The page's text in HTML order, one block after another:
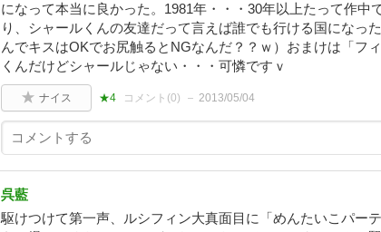
になって本当に良かった。1981年・・・30年以上たって作中
り、シャールくんの友達だって言えば誰でも行ける国になっ
んでキスはOKでお尻触るとNGなんだ？？ｗ）おまけは「フ
くんだけどシャールじゃない・・・可憐ですｖ
ナイス ★4 コメント(0) 2013/05/04
呉藍
駆けつけて第一声、ルシフィン大真面目に「めんたいこパー